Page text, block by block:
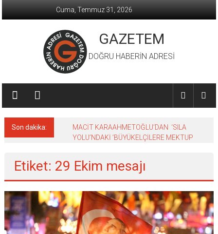
Cuma, Temmuz 31, 2026
GAZETEM
DOĞRU HABERİN ADRESİ
Son dakika:
MACİT KARAAHMETOĞLU’DAN ‘SILA
YOLU’NDAKİ ’BÜYÜKELÇİLERE MEKTUP
Etiket: 29 Ekim mesajı